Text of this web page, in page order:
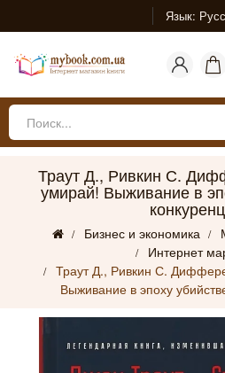
Язык
Траут Д., Ривкин С.
умирай! Выживание в
Бизнес и экономика
Интернет
Траут Д., Ривкин С.
Выживание в эпоху